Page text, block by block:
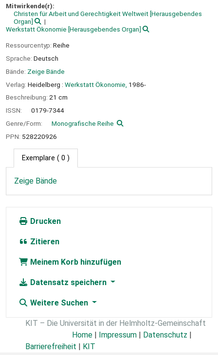
Mitwirkende(r):
Christen für Arbeit und Gerechtigkeit Weltweit [Herausgebendes
Organ]
Werkstatt Ökonomie [Herausgebendes Organ]
Ressourcentyp: Reihe
Sprache: Deutsch
Bände: Zeige Bände
Verlag: Heidelberg : Werkstatt Ökonomie, 1986-
Beschreibung: 21 cm
ISSN:
0179-7344
Genre/Form:
Monografische Reihe
PPN: 528220926
Exemplare ( 0 )
Zeige Bände
Drucken
Zitieren
Meinem Korb hinzufügen
Datensatz speichern
Weitere Suchen
KIT – Die Universität in der Helmholtz-Gemeinschaft
Home | Impressum | Datenschutz |
Barrierefreiheit | KIT